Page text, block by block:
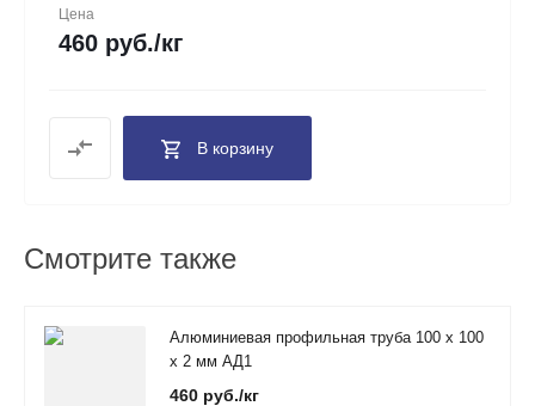
Цена
460 руб./кг
В корзину
Смотрите также
Алюминиевая профильная труба 100 х 100
х 2 мм АД1
460 руб./кг